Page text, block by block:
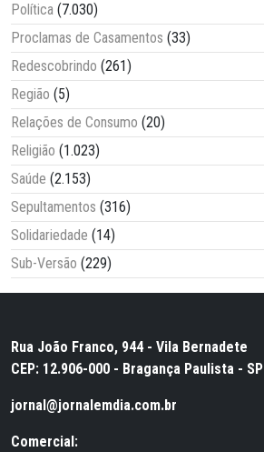
Política (7.030)
Proclamas de Casamentos (33)
Redescobrindo (261)
Região (5)
Relações de Consumo (20)
Religião (1.023)
Saúde (2.153)
Sepultamentos (316)
Solidariedade (14)
Sub-Versão (229)
Rua João Franco, 944 - Vila Bernadete
CEP: 12.906-000 - Bragança Paulista - SP
jornal@jornalemdia.com.br
Comercial: